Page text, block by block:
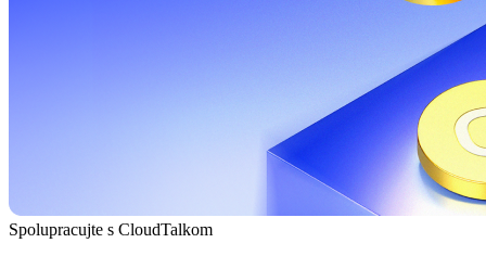
Spolupracujte s CloudTalkom